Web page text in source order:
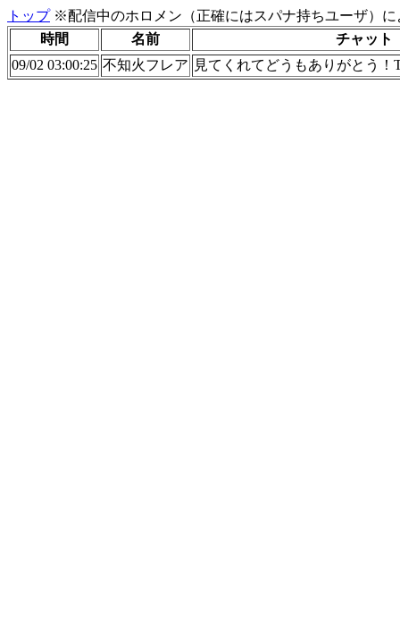
トップ※配信中のホロメン（正確にはスパナ持ちユーザ）
時間
名前
チャット
09/02 03:00:25 不知火フレア 見てくれてどうもありがとう！